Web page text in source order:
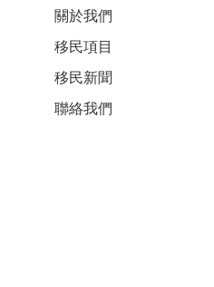
關於我們
移民項目
移民新聞
聯絡我們